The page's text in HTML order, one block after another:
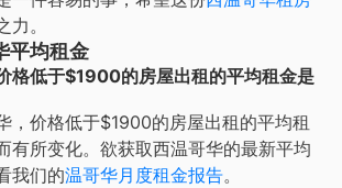
。
平均租金
格低于$1900的房屋出租的平均租金是
， 价格低于$1900的房屋出租的平均租
有所变化。欲获取西温哥华的最新平均
我们的温哥华月度租金报告。